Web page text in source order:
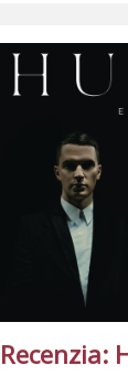
Recenzia: